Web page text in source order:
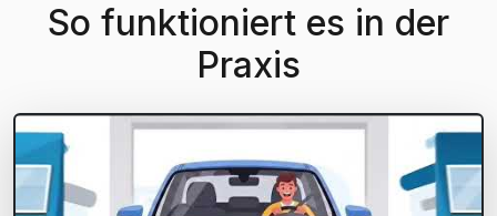
So funktioniert es in der
Praxis